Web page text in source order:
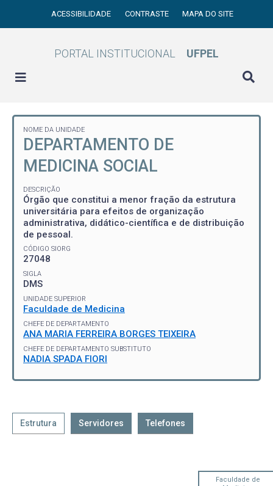
ACESSIBILIDADE CONTRASTE MAPA DO SITE
PORTAL INSTITUCIONAL UFPEL
NOME DA UNIDADE
DEPARTAMENTO DE
MEDICINA SOCIAL
DESCRIÇÃO
Órgão que constitui a menor fração da estrutura
universitária para efeitos de organização
administrativa, didático-científica e de distribuição
de pessoal.
CÓDIGO SIORG
27048
SIGLA
DMS
UNIDADE SUPERIOR
Faculdade de Medicina
CHEFE DE DEPARTAMENTO
ANA MARIA FERREIRA BORGES TEIXEIRA
CHEFE DE DEPARTAMENTO SUBSTITUTO
NADIA SPADA FIORI
Estrutura Servidores Telefones
Faculdade de